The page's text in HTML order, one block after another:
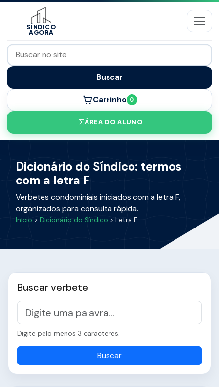
SÍNDICO
AGORA
Buscar
Carrinho 0
ÁREA DO ALUNO
Dicionário do Síndico: termos
com a letra F
Verbetes condominiais iniciados com a letra F,
organizados para consulta rápida.
Início > Dicionário do Síndico > Letra F
Buscar verbete
Digite pelo menos 3 caracteres.
Buscar